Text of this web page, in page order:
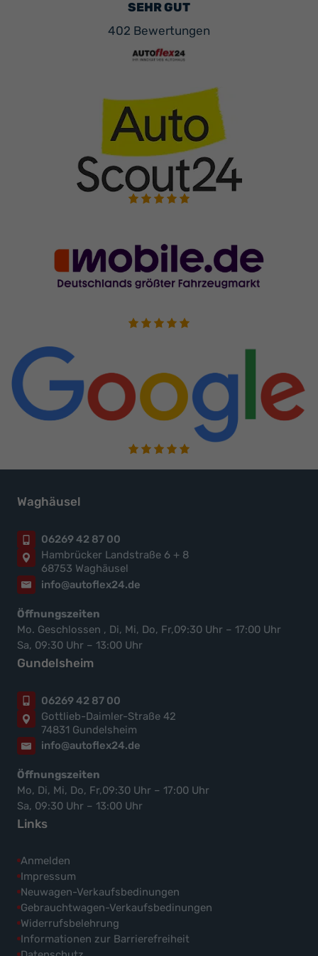
SEHR GUT
402 Bewertungen
Waghäusel
06269 42 87 00
Hambrücker Landstraße 6 + 8
68753 Waghäusel
info@autoflex24.de
Öffnungszeiten
Mo. Geschlossen , Di, Mi, Do, Fr,09:30 Uhr – 17:00 Uhr
Sa, 09:30 Uhr – 13:00 Uhr
Gundelsheim
06269 42 87 00
Gottlieb-Daimler-Straße 42
74831 Gundelsheim
info@autoflex24.de
Öffnungszeiten
Mo, Di, Mi, Do, Fr,09:30 Uhr – 17:00 Uhr
Sa, 09:30 Uhr – 13:00 Uhr
Links
Anmelden
Impressum
Neuwagen-Verkaufsbedinungen
Gebrauchtwagen-Verkaufsbedinungen
Widerrufsbelehrung
Informationen zur Barrierefreiheit